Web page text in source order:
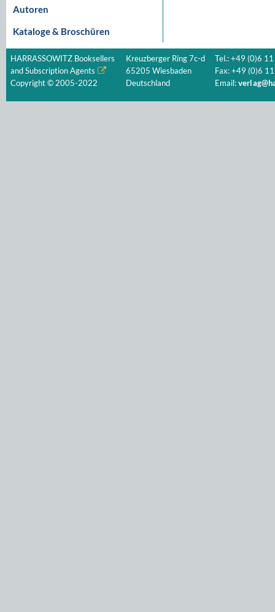
Autoren
Kataloge & Broschüren
HARRASSOWITZ Booksellers
and Subscription Agents
Copyright © 2005-2022
Kreuzberger Ring 7c-d
65205 Wiesbaden
Deutschland
Tel.: +49 (0)6
Fax: +49 (0)6
Email: